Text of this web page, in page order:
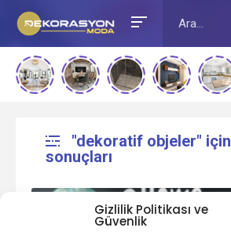
Gizlilik Politikası ve
Güvenlik
"dekoratif objeler"
sonuçları